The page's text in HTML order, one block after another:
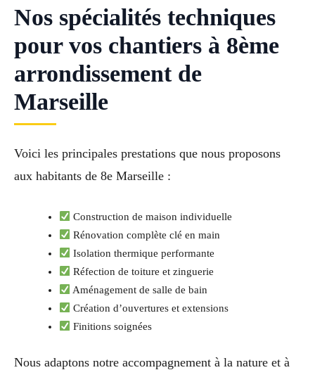
Nos spécialités techniques
pour vos chantiers à 8ème
arrondissement de
Marseille
Voici les principales prestations que nous proposons
aux habitants de 8e Marseille :
Construction de maison individuelle
Rénovation complète clé en main
Isolation thermique performante
Réfection de toiture et zinguerie
Aménagement de salle de bain
Création d’ouvertures et extensions
Finitions soignées
Nous adaptons notre accompagnement à la nature et à